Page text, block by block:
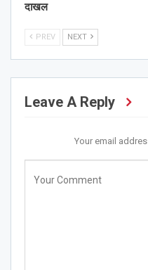
दाखल
PREV NEXT
Leave A Reply
Your email